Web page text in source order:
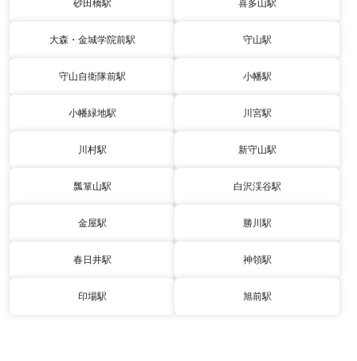
砂田橋駅 喜多山駅
大森・金城学院前駅 守山駅
守山自衛隊前駅 小幡駅
小幡緑地駅 川宮駅
川村駅 新守山駅
瓢箪山駅 白沢渓谷駅
金屋駅 勝川駅
春日井駅 神領駅
印場駅 旭前駅